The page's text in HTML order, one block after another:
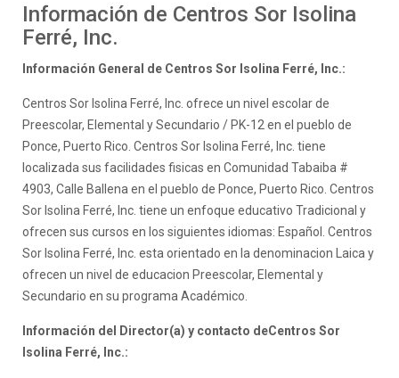
Información de Centros Sor Isolina
Ferré, Inc.
Información General de Centros Sor Isolina Ferré, Inc.:
Centros Sor Isolina Ferré, Inc. ofrece un nivel escolar de
Preescolar, Elemental y Secundario / PK-12 en el pueblo de
Ponce, Puerto Rico. Centros Sor Isolina Ferré, Inc. tiene
localizada sus facilidades fisicas en Comunidad Tabaiba #
4903, Calle Ballena en el pueblo de Ponce, Puerto Rico. Centros
Sor Isolina Ferré, Inc. tiene un enfoque educativo Tradicional y
ofrecen sus cursos en los siguientes idiomas: Español. Centros
Sor Isolina Ferré, Inc. esta orientado en la denominacion Laica y
ofrecen un nivel de educacion Preescolar, Elemental y
Secundario en su programa Académico.
Información del Director(a) y contacto deCentros Sor
Isolina Ferré, Inc.: